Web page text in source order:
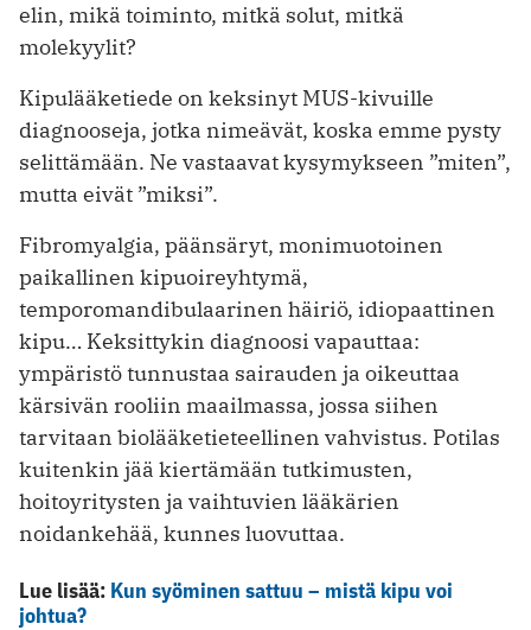
elin, mikä toiminto, mitkä solut, mitkä
molekyylit?
Kipulääketiede on keksinyt MUS-kivuille
diagnooseja, jotka nimeävät, koska emme pysty
selittämään. Ne vastaavat kysymykseen ”miten”,
mutta eivät ”miksi”.
Fibromyalgia, päänsäryt, monimuotoinen
paikallinen kipuoireyhtymä,
temporomandibulaarinen häiriö, idiopaattinen
kipu… Keksittykin diagnoosi vapauttaa:
ympäristö tunnustaa sairauden ja oikeuttaa
kärsivän rooliin maailmassa, jossa siihen
tarvitaan biolääketieteellinen vahvistus. Potilas
kuitenkin jää kiertämään tutkimusten,
hoitoyritysten ja vaihtuvien lääkärien
noidankehää, kunnes luovuttaa.
Lue lisää: Kun syöminen sattuu – mistä kipu voi
johtua?